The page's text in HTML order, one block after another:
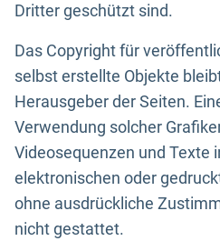
Dritter geschützt sind.
Das Copyright für
selbst erstellte Objekte
Herausgeber der Seiten.
Verwendung solcher
Videosequenzen und Texte
elektronischen oder
ohne ausdrückliche
nicht gestattet.